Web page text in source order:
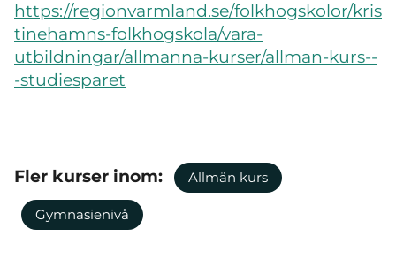
https://regionvarmland.se/folkhogskolor/kris
tinehamns-folkhogskola/vara-
utbildningar/allmanna-kurser/allman-kurs--
-studiesparet
Fler kurser inom: Allmän kurs
Gymnasienivå